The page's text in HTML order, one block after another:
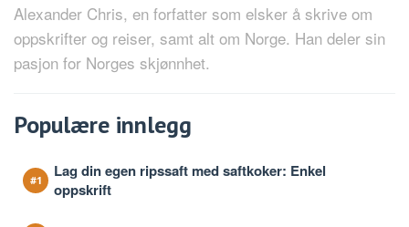
Alexander Chris, en forfatter som elsker å skrive om
oppskrifter og reiser, samt alt om Norge. Han deler sin
pasjon for Norges skjønnhet.
Populære innlegg
Lag din egen ripssaft med saftkoker: Enkel
oppskrift